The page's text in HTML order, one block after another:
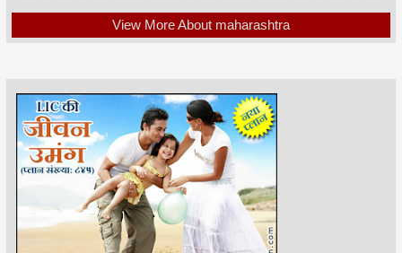
View More About maharashtra